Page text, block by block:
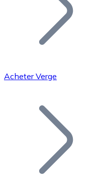
Bitcoin
Acheter Verge